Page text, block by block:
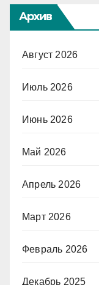
Архив
Август 2026
Июль 2026
Июнь 2026
Май 2026
Апрель 2026
Март 2026
Февраль 2026
Декабрь 2025